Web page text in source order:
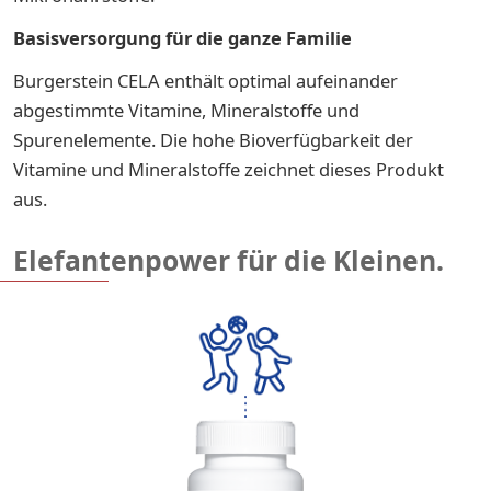
Basisversorgung für die ganze Familie
Burgerstein CELA enthält optimal aufeinander
abgestimmte Vitamine, Mineralstoffe und
Spurenelemente. Die hohe Bioverfügbarkeit der
Vitamine und Mineralstoffe zeichnet dieses Produkt
aus.
Elefantenpower für die Kleinen.